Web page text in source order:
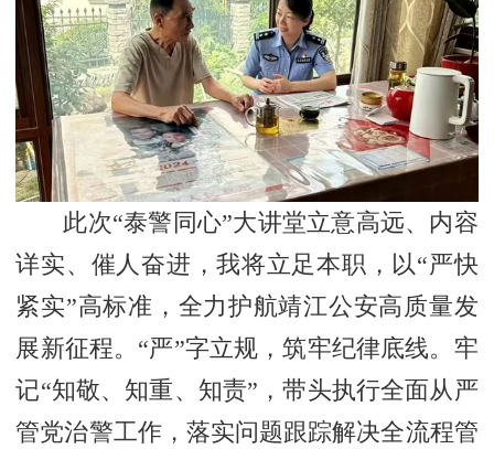
此次“泰警同心”大讲堂立意高远、内容
详实、催人奋进，我将立足本职，以“严快
紧实”高标准，全力护航靖江公安高质量发
展新征程。“严”字立规，筑牢纪律底线。牢
记“知敬、知重、知责”，带头执行全面从严
管党治警工作，落实问题跟踪解决全流程管